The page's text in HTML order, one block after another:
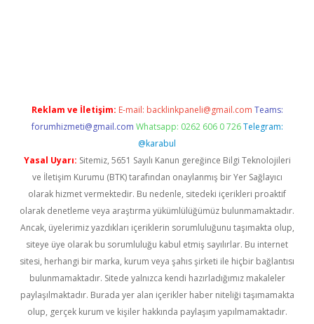
Reklam ve İletişim: E-mail: backlinkpaneli@gmail.com Teams:
forumhizmeti@gmail.com Whatsapp: 0262 606 0 726 Telegram:
@karabul
Yasal Uyarı: Sitemiz, 5651 Sayılı Kanun gereğince Bilgi Teknolojileri
ve İletişim Kurumu (BTK) tarafından onaylanmış bir Yer Sağlayıcı
olarak hizmet vermektedir. Bu nedenle, sitedeki içerikleri proaktif
olarak denetleme veya araştırma yükümlülüğümüz bulunmamaktadır.
Ancak, üyelerimiz yazdıkları içeriklerin sorumluluğunu taşımakta olup,
siteye üye olarak bu sorumluluğu kabul etmiş sayılırlar. Bu internet
sitesi, herhangi bir marka, kurum veya şahıs şirketi ile hiçbir bağlantısı
bulunmamaktadır. Sitede yalnızca kendi hazırladığımız makaleler
paylaşılmaktadır. Burada yer alan içerikler haber niteliği taşımamakta
olup, gerçek kurum ve kişiler hakkında paylaşım yapılmamaktadır.